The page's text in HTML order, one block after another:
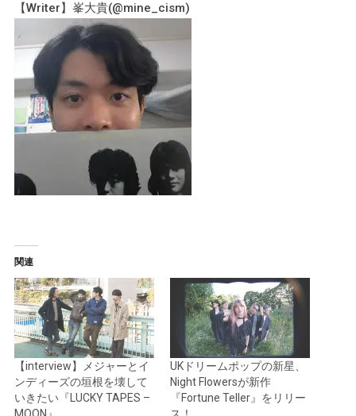
【Writer】峯大貴(@mine_cism)
関連
【interview】メジャーとイ
ンディーズの垣根を壊して
いきたい『LUCKY TAPES –
UKドリームポップの新星、
Night Flowersが新作
『Fortune Teller』をリリー